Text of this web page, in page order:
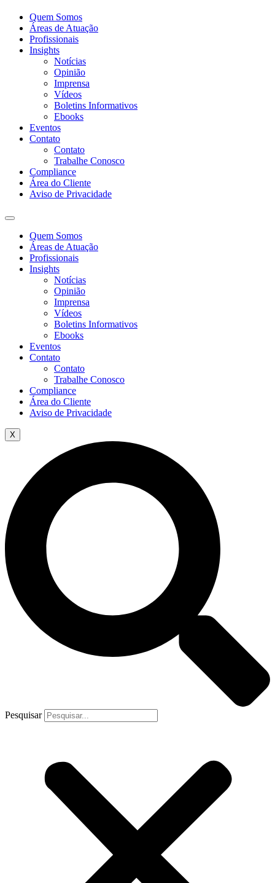
Quem Somos
Áreas de Atuação
Profissionais
Insights
Notícias
Opinião
Imprensa
Vídeos
Boletins Informativos
Ebooks
Eventos
Contato
Contato
Trabalhe Conosco
Compliance
Área do Cliente
Aviso de Privacidade
Quem Somos
Áreas de Atuação
Profissionais
Insights
Notícias
Opinião
Imprensa
Vídeos
Boletins Informativos
Ebooks
Eventos
Contato
Contato
Trabalhe Conosco
Compliance
Área do Cliente
Aviso de Privacidade
X
Pesquisar